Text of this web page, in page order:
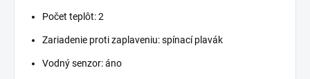
Počet teplôt: 2
Zariadenie proti zaplaveniu: spínací plavák
Vodný senzor: áno